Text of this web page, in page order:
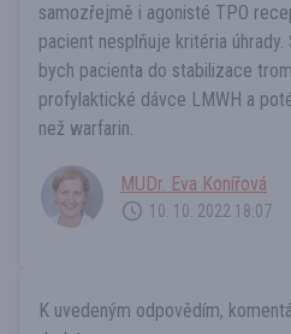
samozřejmě i agonisté TPO
pacient nesplňuje kritéria
bych pacienta do stabilizace
profylaktické dávce LMWH a
než warfarin.
MUDr. Eva Konířová
10. 10. 2022 18:07
K uvedeným odpovědím,